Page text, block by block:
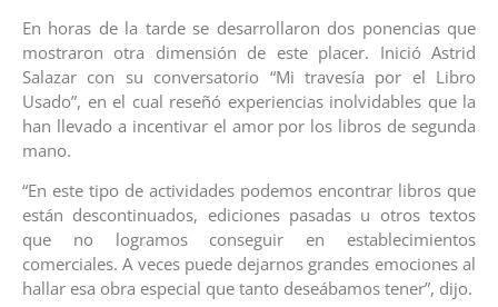
En horas de la tarde se desarrollaron dos ponencias que
mostraron otra dimensión de este placer. Inició Astrid
Salazar con su conversatorio “Mi travesía por el Libro
Usado”, en el cual reseñó experiencias inolvidables que la
han llevado a incentivar el amor por los libros de segunda
mano.
“En este tipo de actividades podemos encontrar libros que
están descontinuados, ediciones pasadas u otros textos
que no logramos conseguir en establecimientos
comerciales. A veces puede dejarnos grandes emociones al
hallar esa obra especial que tanto deseábamos tener”, dijo.